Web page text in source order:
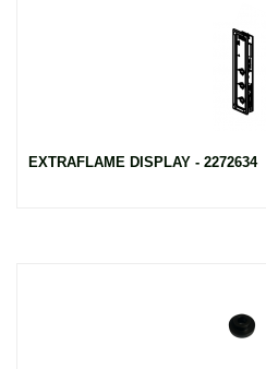
EXTRAFLAME DISPLAY - 2272634